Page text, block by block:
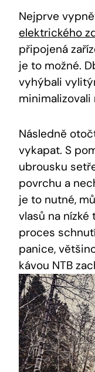
Nejprve
elektrického
připojená
je to možné.
vyhýbali
minimalizovali
Následně
vykapat. S
ubrousku
povrchu a
je to nutné,
vlasů na
proces
panice,
kávou NTB